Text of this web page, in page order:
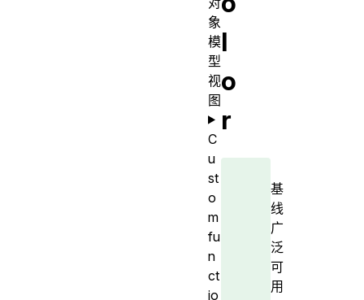
l
o
r
基
线
广
泛
可
用
象
模
型
视
图
C
u
st
o
m
fu
n
ct
io